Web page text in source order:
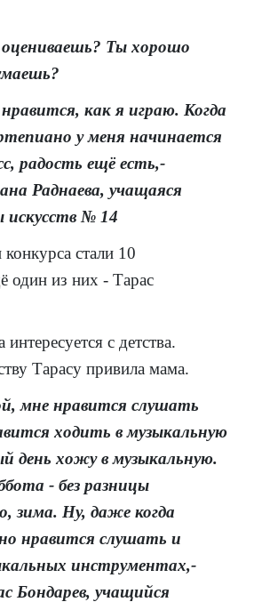
оцениваешь? Ты хорошо
как я играю. Когда
у меня начинается
радость ещё есть,-
Раднаева, учащаяся
№ 14
стали 10
один из них - Тарас
с детства.
Тарасу привила мама.
мне нравится слушать
ходить в музыкальную
день хожу в музыкальную.
- без разницы
зима. Ну, даже когда
нравится слушать и
инструментах,-
Бондарев, учащийся